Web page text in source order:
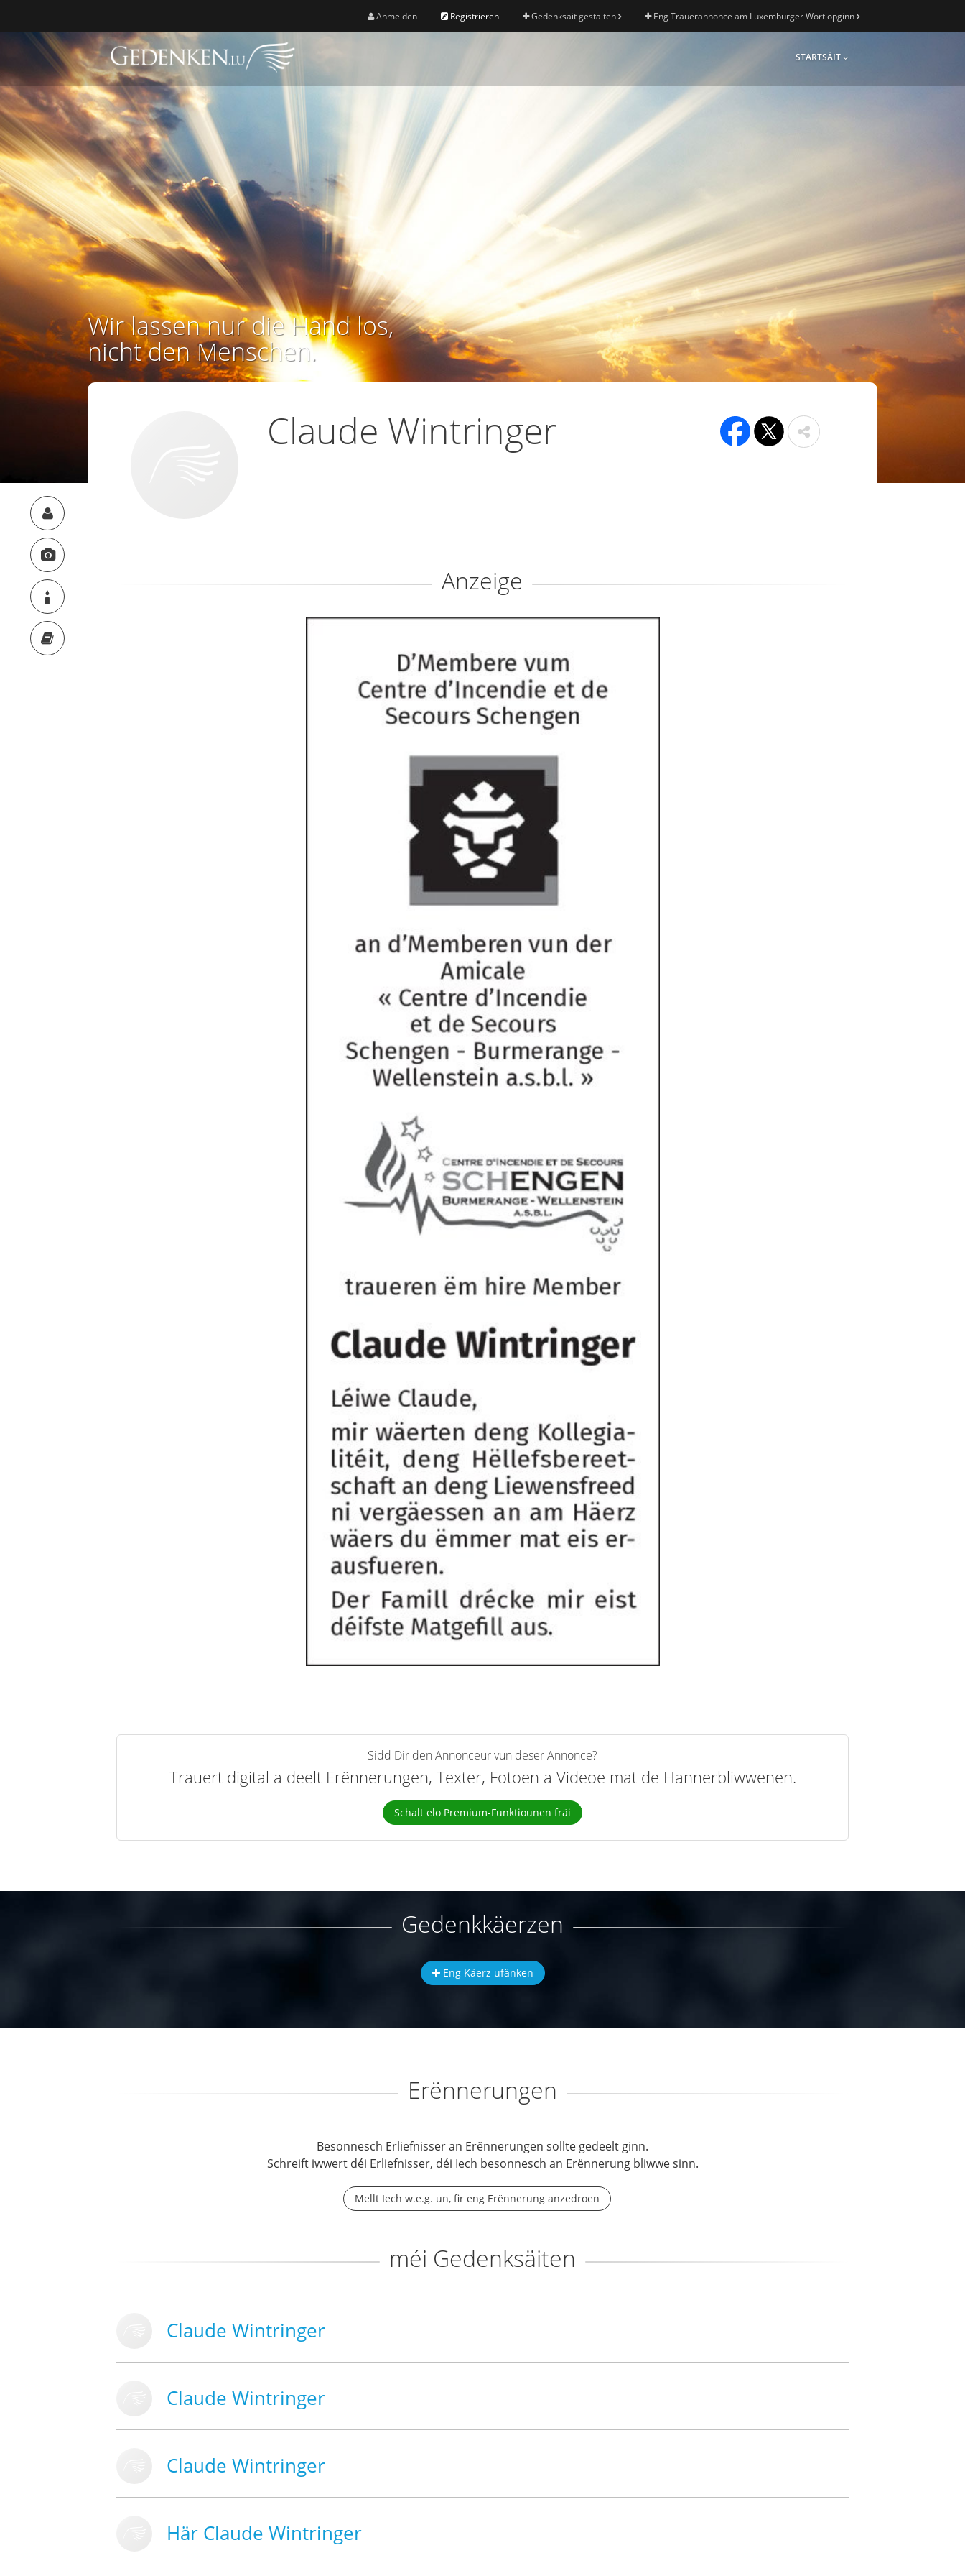
Anmelden Registrieren Gedenksäit gestalten Eng Trauerannonce am Luxemburger Wort opginn
STARTSÄIT
Wir lassen nur die Hand los,
nicht den Menschen.
Claude Wintringer
Anzeige
Sidd Dir den Annonceur vun dëser Annonce?
Trauert digital a deelt Erënnerungen, Texter, Fotoen a Videoe mat de Hannerbliwwenen.
Schalt elo Premium-Funktiounen fräi
Gedenkkäerzen
Eng Käerz ufänken
Erënnerungen
Besonnesch Erliefnisser an Erënnerungen sollte gedeelt ginn.
Schreift iwwert déi Erliefnisser, déi Iech besonnesch an Erënnerung bliwwe sinn.
Mellt Iech w.e.g. un, fir eng Erënnerung anzedroen
méi Gedenksäiten
Claude Wintringer
Claude Wintringer
Claude Wintringer
Här Claude Wintringer